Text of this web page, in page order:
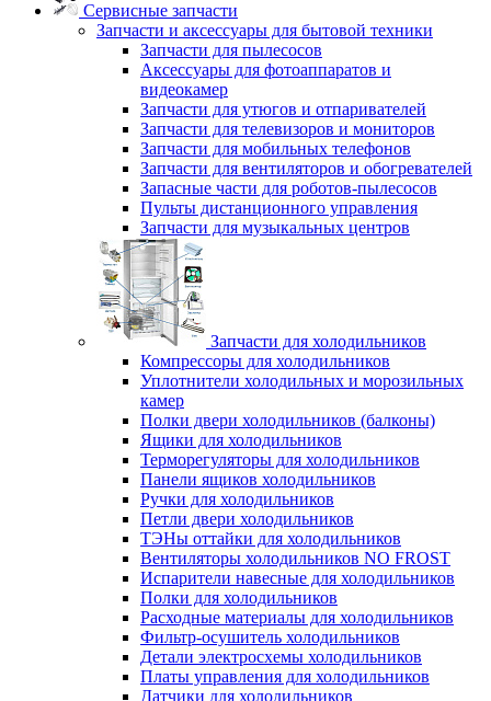
Сервисные запчасти
Запчасти и аксессуары для бытовой техники
Запчасти для пылесосов
Аксессуары для фотоаппаратов и
видеокамер
Запчасти для утюгов и отпаривателей
Запчасти для телевизоров и мониторов
Запчасти для мобильных телефонов
Запчасти для вентиляторов и обогревателей
Запасные части для роботов-пылесосов
Пульты дистанционного управления
Запчасти для музыкальных центров
Запчасти для холодильников
Компрессоры для холодильников
Уплотнители холодильных и морозильных
камер
Полки двери холодильников (балконы)
Ящики для холодильников
Терморегуляторы для холодильников
Панели ящиков холодильников
Ручки для холодильников
Петли двери холодильников
ТЭНы оттайки для холодильников
Вентиляторы холодильников NO FROST
Испарители навесные для холодильников
Полки для холодильников
Расходные материалы для холодильников
Фильтр-осушитель холодильников
Детали электросхемы холодильников
Платы управления для холодильников
Датчики для холодильников